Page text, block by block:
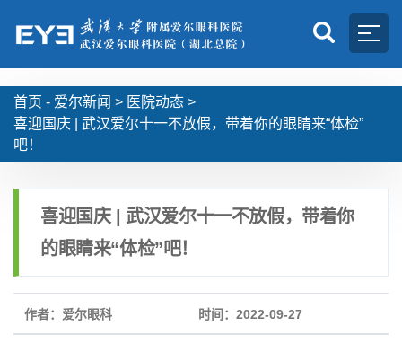
首页 - 爱尔新闻 > 医院动态 >
喜迎国庆 | 武汉爱尔十一不放假，带着你的眼睛来“体检”
吧！
喜迎国庆 | 武汉爱尔十一不放假，带着你
的眼睛来“体检”吧！
作者：爱尔眼科 时间：2022-09-27